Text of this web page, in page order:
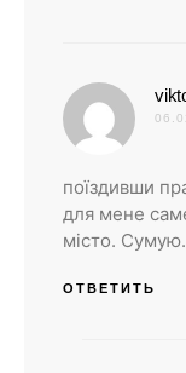
поїздивши
для мене
місто.
ОТВЕТИТЬ